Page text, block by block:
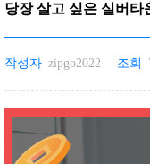
당장 살고 싶은 실버타
작성자 zipgo2022 조회